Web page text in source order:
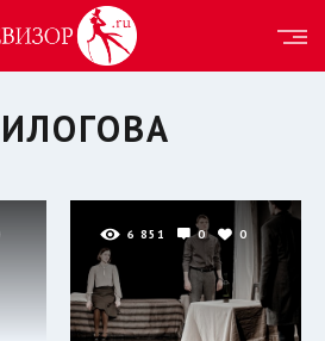
6 851 0 0